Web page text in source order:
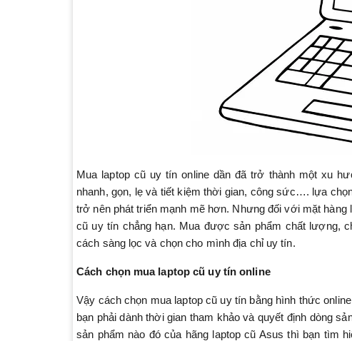
Mua laptop cũ uy tín online dần đã trở thành một xu
nhanh, gọn, lẹ và tiết kiệm thời gian, công sức…. lựa
trở nên phát triển mạnh mẽ hơn. Nhưng đối với mặt
cũ uy tín chẳng hạn. Mua được sản phẩm chất lượng,
cách sàng lọc và chọn cho mình địa chỉ uy tín.
Cách chọn mua laptop cũ uy tín online
Vậy cách chọn mua laptop cũ uy tín bằng hình thức
bạn phải dành thời gian tham khảo và quyết định dòng
sản phẩm nào đó của hãng laptop cũ Asus thì bạn tìm